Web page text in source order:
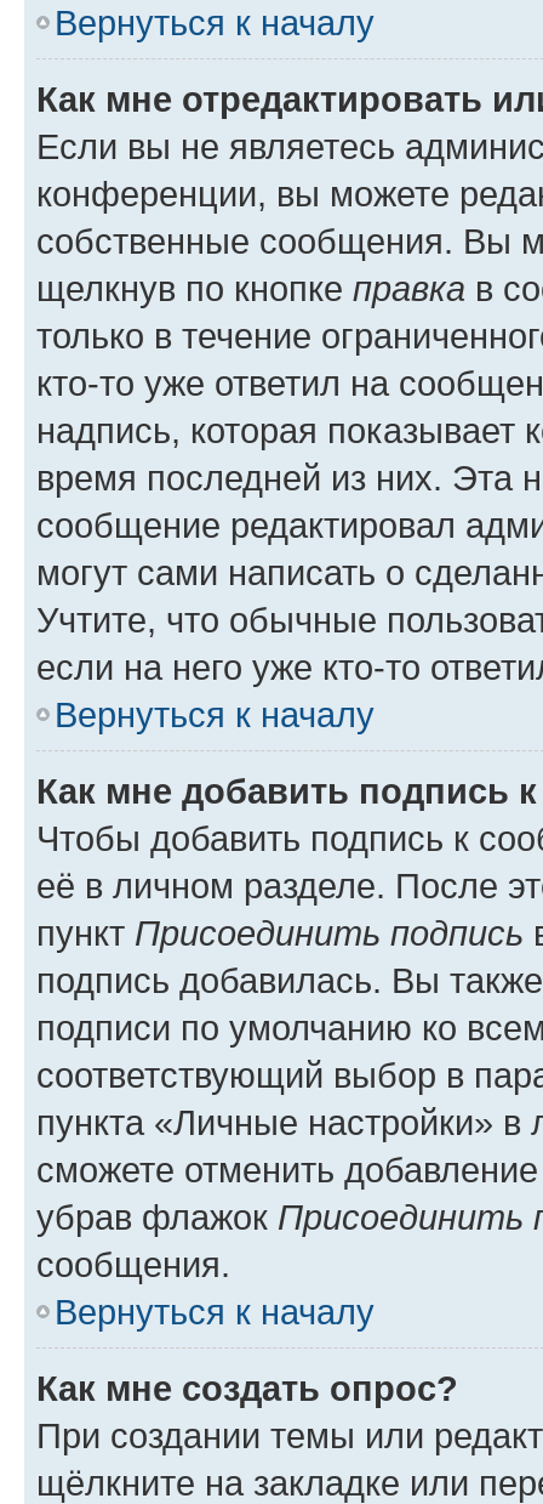
Вернуться к началу
Как мне отредактировать
Если вы не являетесь
конференции, вы можете
собственные сообщения. Вы
щелкнув по кнопке правка в
только в течение
кто-то уже ответил на
надпись, которая показывает
время последней из них. Эта
сообщение редактировал
могут сами написать о
Учтите, что обычные
если на него уже кто-то
Вернуться к началу
Как мне добавить подпись
Чтобы добавить подпись к
её в личном разделе. После
пункт Присоединить подпись
подпись добавилась. Вы
подписи по умолчанию ко
соответствующий выбор в
пункта «Личные настройки»
сможете отменить
убрав флажок Присоединить
сообщения.
Вернуться к началу
Как мне создать опрос?
При создании темы или
щёлкните на закладке или